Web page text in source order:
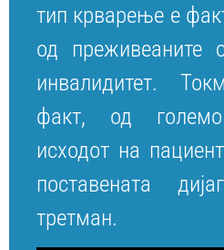
тип крварење е
од преживеаните
инвалидитет.
факт, од
исходот на
поставената
третман.